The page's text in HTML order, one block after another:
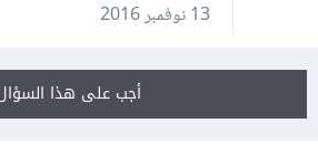
13 نوفمبر 2016
أجب على هذا السؤال